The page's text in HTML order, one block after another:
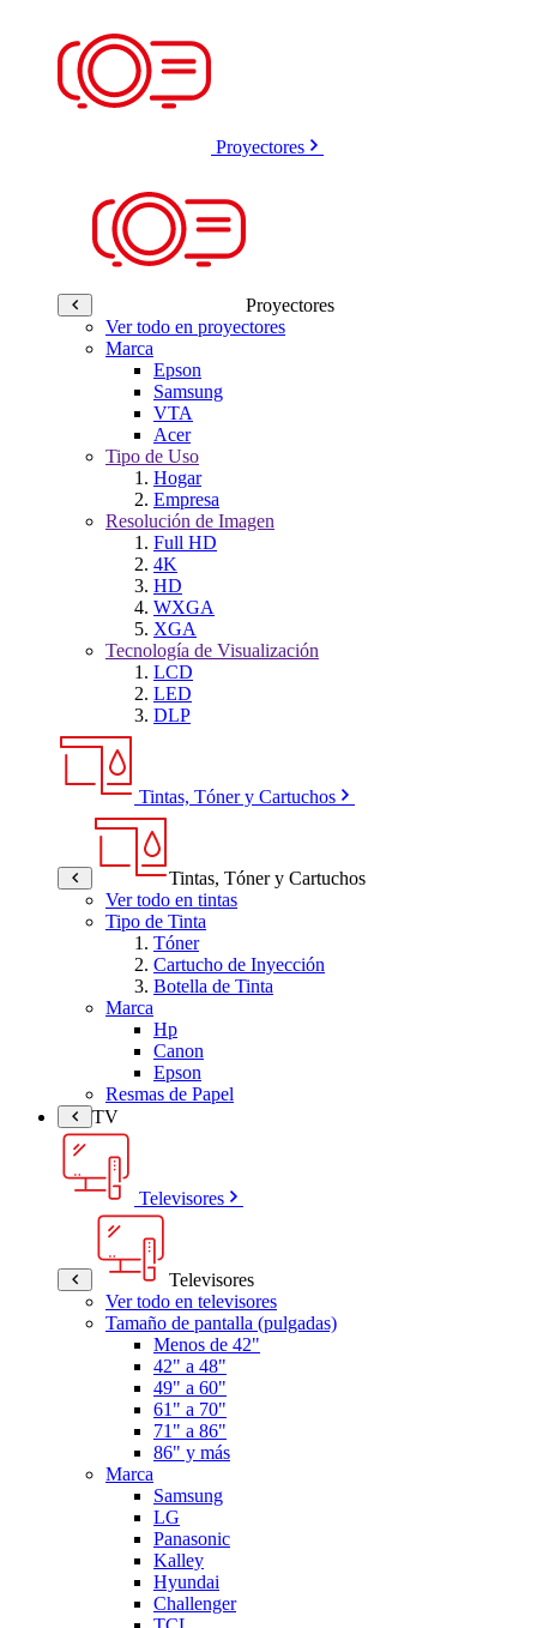
Proyectores
Proyectores
Ver todo en proyectores
Marca
Epson
Samsung
VTA
Acer
Tipo de Uso
Hogar
Empresa
Resolución de Imagen
Full HD
4K
HD
WXGA
XGA
Tecnología de Visualización
LCD
LED
DLP
Tintas, Tóner y Cartuchos
Tintas, Tóner y Cartuchos
Ver todo en tintas
Tipo de Tinta
Tóner
Cartucho de Inyección
Botella de Tinta
Marca
Hp
Canon
Epson
Resmas de Papel
TV
Televisores
Televisores
Ver todo en televisores
Tamaño de pantalla (pulgadas)
Menos de 42"
42" a 48"
49" a 60"
61" a 70"
71" a 86"
86" y más
Marca
Samsung
LG
Panasonic
Kalley
Hyundai
Challenger